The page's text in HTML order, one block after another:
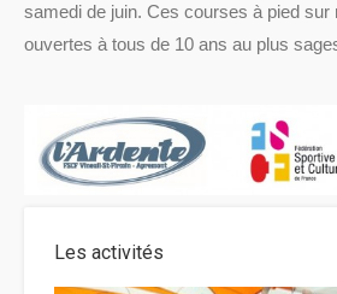
samedi de juin. Ces courses à pied sur
ouvertes à tous de 10 ans au plus
Les activités